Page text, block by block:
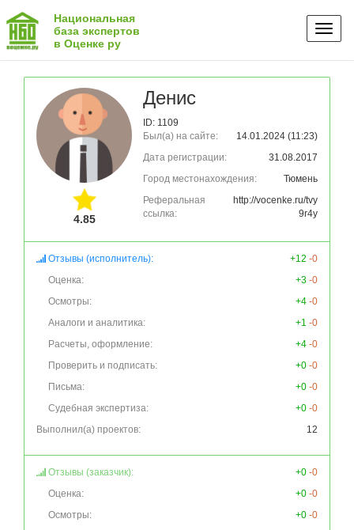
Национальная
база экспертов
в Оценке ру
4.85
Денис
ID: 1109
Был(а) на сайте:
14.01.2024 (11:23)
Дата регистрации:
31.08.2017
Город местонахождения:
Тюмень
Реферальная
ссылка:
http://vocenke.ru/tvy
9r4y
Отзывы (исполнитель): +12 -0
Оценка:
+3 -0
Осмотры:
+4 -0
Аналоги и аналитика:
+1 -0
Расчеты, оформление:
+4 -0
Проверить и подписать:
+0 -0
Письма:
+0 -0
Судебная экспертиза:
+0 -0
Выполнил(а) проектов:
12
Отзывы (заказчик): +0 -0
Оценка:
+0 -0
Осмотры:
+0 -0